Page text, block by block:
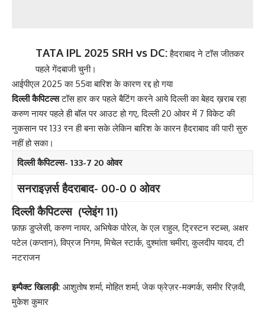
TATA IPL 2025 SRH vs DC:हैदराबाद ने टॉस जीतकर
पहले गेंदबाजी चुनी।
आईपीएल 2025 का 55वा बारिश के कारण रद्द हो गया
दिल्ली कैपिटल्सटॉस हार कर पहले बैटिंग करने आये दिल्ली का बेहद ख़राब रहा
करुण नायर पहले ही बॉल पर आउट हो गए, दिल्ली 20 ओवर में 7 विकेट की
नुकसान पर 133 रन ही बना सके लेकिन बारिश के कारन हैदराबाद की पारी सुरु
नहीं हो सका।
दिल्ली कैपिटल्स- 133-7 20 ओवर
सनराइज़र्स हैदराबाद- 00-0 0 ओवर
दिल्ली कैपिटल्स (प्लेइंग 11)
फ़ाफ़ डुप्लेसी, करुण नायर, अभिषेक पोरेल, के एल राहुल, ट्रिस्टन स्टब्स, अक्षर
पटेल (कप्तान), विप्रज निगम, मिचेल स्टार्क, दुश्मांता चमीरा, कुलदीप यादव, टी
नटराजन
इम्पैक्ट खिलाड़ी: आशुतोष शर्मा, मोहित शर्मा, जेक फ्रेज़र-मक्गर्क, समीर रिज़वी,
मुकेश कुमार